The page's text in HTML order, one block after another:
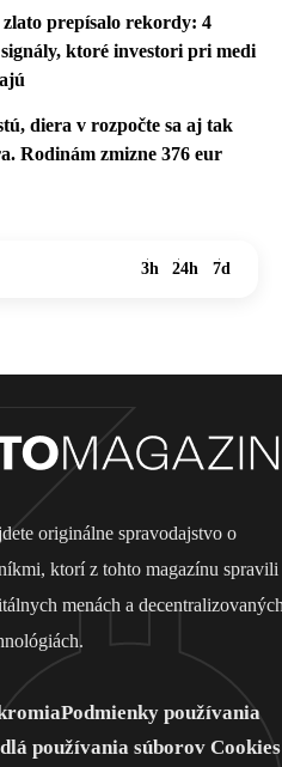
zlato prepísalo rekordy: 4
ktoré investori pri medi
diera v rozpočte sa aj tak
Rodinám zmizne 376 eur
3h 24h 7d
originálne spravodajstvo o
ktorí z tohto magazínu spravili
menách a
Podmienky používania
používania súborov Cookies